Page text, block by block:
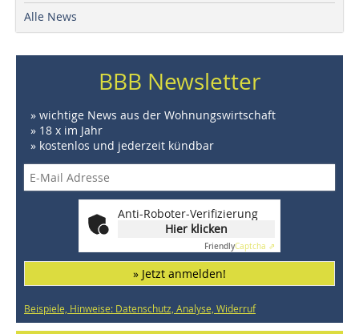
Alle News
BBB Newsletter
» wichtige News aus der Wohnungswirtschaft
» 18 x im Jahr
» kostenlos und jederzeit kündbar
Anti-Roboter-Verifizierung
Hier klicken
FriendlyCaptcha ⇗
» Jetzt anmelden!
Beispiele, Hinweise: Datenschutz, Analyse, Widerruf